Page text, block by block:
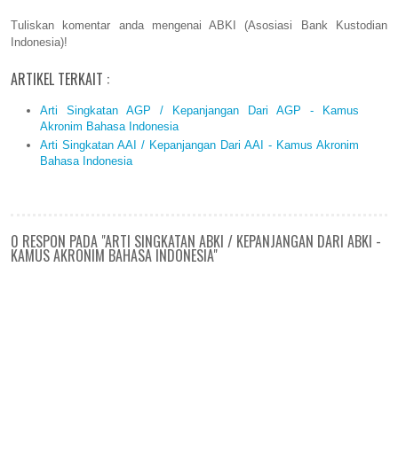
Tuliskan komentar anda mengenai ABKI (Asosiasi Bank Kustodian
Indonesia)!
ARTIKEL TERKAIT :
Arti Singkatan AGP / Kepanjangan Dari AGP - Kamus
Akronim Bahasa Indonesia
Arti Singkatan AAI / Kepanjangan Dari AAI - Kamus Akronim
Bahasa Indonesia
0 RESPON PADA "ARTI SINGKATAN ABKI / KEPANJANGAN DARI ABKI -
KAMUS AKRONIM BAHASA INDONESIA"